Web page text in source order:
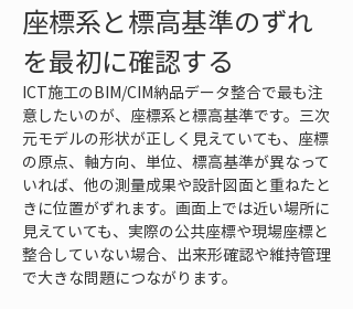
座標系と標高基準のずれ
を最初に確認する
ICT施工のBIM/CIM納品データ整合で最も注
意したいのが、座標系と標高基準です。三次
元モデルの形状が正しく見えていても、座標
の原点、軸方向、単位、標高基準が異なって
いれば、他の測量成果や設計図面と重ねたと
きに位置がずれます。画面上では近い場所に
見えていても、実際の公共座標や現場座標と
整合していない場合、出来形確認や維持管理
で大きな問題につながります。